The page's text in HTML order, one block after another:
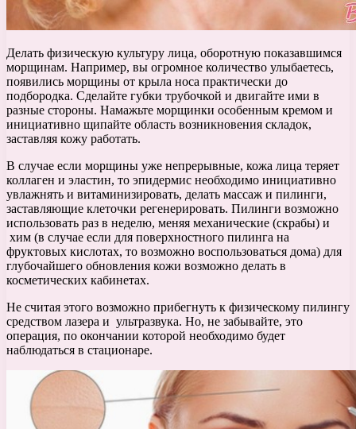
Делать физическую культуру лица, оборотную показавшимся
морщинам. Например, вы огромное количество улыбаетесь,
появились морщины от крыла носа практически до
подбородка. Сделайте губки трубочкой и двигайте ими в
разные стороны. Намажьте морщинки особенным кремом и
инициативно щипайте область возникновения складок,
заставляя кожу работать.
В случае если морщины уже непрерывные, кожа лица теряет
коллаген и эластин, то эпидермис необходимо инициативно
увлажнять и витаминизировать, делать массаж и пилинги,
заставляющие клеточки регенерировать. Пилинги возможно
использовать раз в неделю, меняя механические (скрабы) и
хим (в случае если для поверхностного пилинга на
фруктовых кислотах, то возможно воспользоваться дома) для
глубочайшего обновления кожи возможно делать в
косметических кабинетах.
Не считая этого возможно прибегнуть к физическому пилингу
средством лазера и ультразвука. Но, не забывайте, это
операция, по окончании которой необходимо будет
наблюдаться в стационаре.